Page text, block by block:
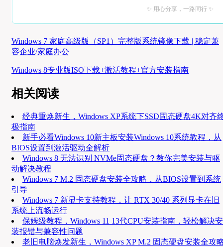
✨ 用心分享，一路同行 ✨
Windows 7 家庭高级版（SP1）完整版系统镜像下载 | 稳定兼
容企业/家庭办公
Windows 8专业版ISO下载+激活教程+官方安装指南
相关阅读
经典重焕新生，Windows XP系统下SSD固态硬盘4K对齐
极指南
新手必看Windows 10新主板安装Windows 10系统教程，从
BIOS设置到激活驱动全解析
Windows 8 无法识别 NVMe固态硬盘？教你完美安装与驱
动解决教程
Windows 7 M.2 固态硬盘安装全攻略，从BIOS设置到系统
引导
Windows 7 新显卡支持教程，让 RTX 30/40 系列显卡在旧
系统上流畅运行
保姆级教程，Windows 11 13代CPU安装指南，轻松解决安
装报错与兼容性问题
老旧电脑焕发新生，Windows XP M.2 固态硬盘安装全攻